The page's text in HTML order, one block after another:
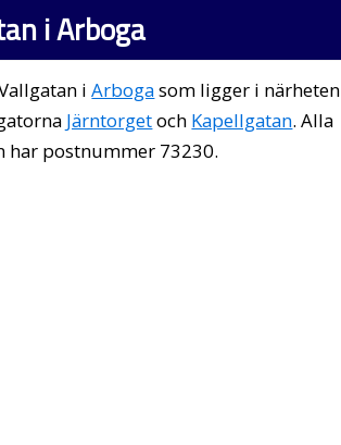
i Arboga
iArbogasom ligger i närheten
Järntorgetoch Kapellgatan. Alla
har postnummer 73230.